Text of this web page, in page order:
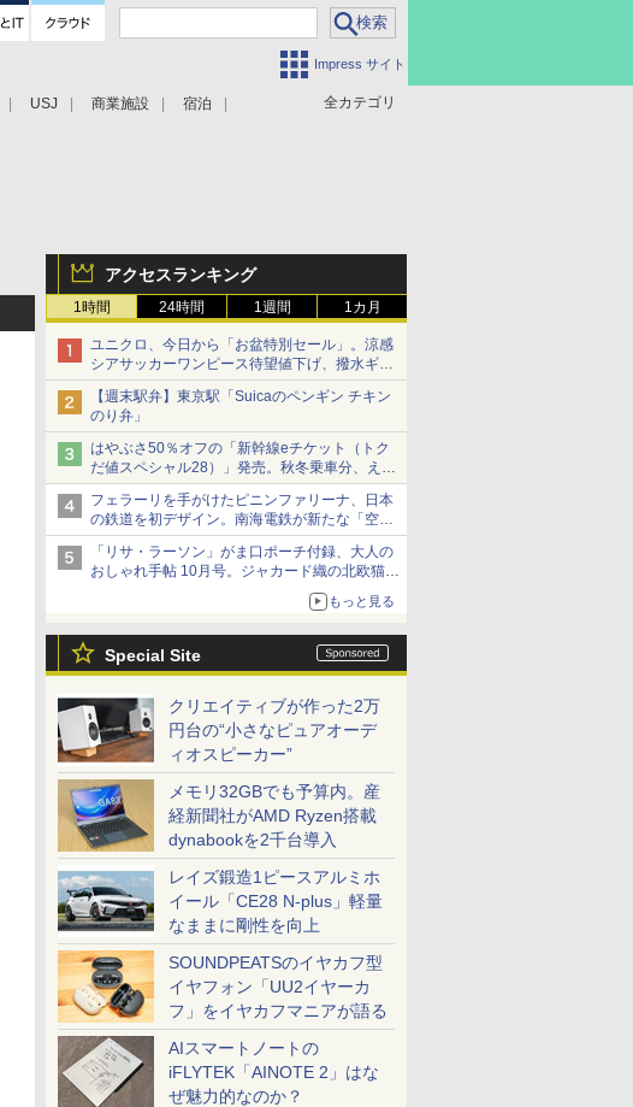
Impress サイト
全カテゴリ
USJ 商業施設 宿泊
アクセスランキング
1時間 24時間 1週間 1カ月
ユニクロ、今日から「お盆特別セール」。涼感
シアサッカーワンピース待望値下げ、撥水ギア
ショーツは1990円に
【週末駅弁】東京駅「Suicaのペンギン チキン
のり弁」
はやぶさ50％オフの「新幹線eチケット（トク
だ値スペシャル28）」発売。秋冬乗車分、えき
ねっと限定
フェラーリを手がけたピニンファリーナ、日本
の鉄道を初デザイン。南海電鉄が新たな「空港
特急」をなにわ筋線へ導入
「リサ・ラーソン」がま口ポーチ付録、大人の
おしゃれ手帖 10月号。ジャカード織の北欧猫デ
もっと見る
Special Site
クリエイティブが作った2万
円台の“小さなピュアオーデ
ィオスピーカー”
メモリ32GBでも予算内。産
経新聞社がAMD Ryzen搭載
dynabookを2千台導入
レイズ鍛造1ピースアルミホ
イール「CE28 N-plus」軽量
なままに剛性を向上
SOUNDPEATSのイヤカフ型
イヤフォン「UU2イヤーカ
フ」をイヤカフマニアが語る
AIスマートノートの
iFLYTEK「AINOTE 2」はな
ぜ魅力的なのか？